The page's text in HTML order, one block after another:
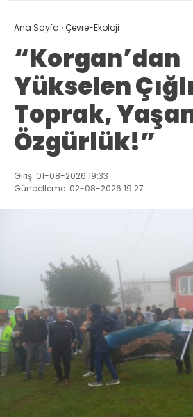
Ana Sayfa ›Çevre-Ekoloji
“Korgan’dan
Yükselen
Toprak,
Özgürlük!”
Giriş: 01-08-2026 19:33
Güncelleme: 02-08-2026 19:27